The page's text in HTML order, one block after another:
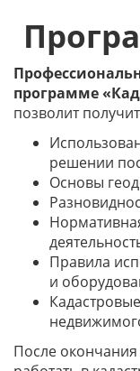
программе
позволит
решении
Основы
Правила
и
После